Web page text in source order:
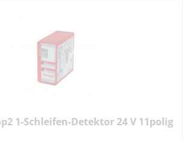
1-Schleifen-Detektor 24 V 11polig